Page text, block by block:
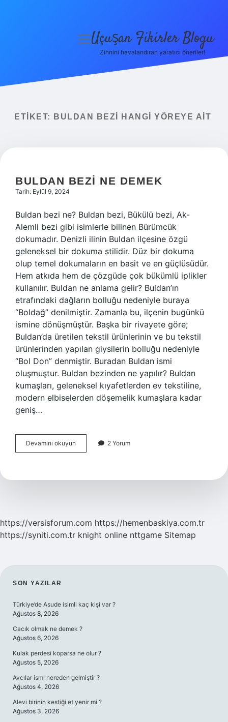
Yasal Uyarı
menüyü
Uçuşan Fikirler Blogu
Zihnini havalandıran yaratıcı öneriler!
ETIKET: BULDAN BEZI HANGI YÖREYE AIT
BULDAN BEZI NE DEMEK
Tarih: Eylül 9, 2024
Buldan bezi ne? Buldan bezi, Bükülü bezi, Ak-
Alemli bezi gibi isimlerle bilinen Bürümcük
dokumadır. Denizli ilinin Buldan ilçesine özgü
geleneksel bir dokuma stilidir. Düz bir dokuma
olup temel dokumaların en basit ve en güçlüsüdür.
Hem atkıda hem de çözgüde çok bükümlü iplikler
kullanılır. Buldan ne anlama gelir? Buldan’ın
etrafındaki dağların bolluğu nedeniyle buraya
“Boldağ” denilmiştir. Zamanla bu, ilçenin bugünkü
ismine dönüşmüştür. Başka bir rivayete göre;
Buldan’da üretilen tekstil ürünlerinin ve bu tekstil
ürünlerinden yapılan giysilerin bolluğu nedeniyle
“Bol Don” denmiştir. Buradan Buldan ismi
oluşmuştur. Buldan bezinden ne yapılır? Buldan
kumaşları, geleneksel kıyafetlerden ev tekstiline,
modern elbiselerden döşemelik kumaşlara kadar
geniş…
Devamını okuyun
Bezi
2 Yorum
https://versisforum.com https://hemenbaskiya.com.tr
https://syniti.com.tr knight online nttgame Sitemap
SIDEBAR
SON YAZILAR
Türkiye’de Asude isimli kaç kişi var ?
Ağustos 8, 2026
Cacık olmak ne demek ?
Ağustos 6, 2026
Kulak perdesi koparsa ne olur ?
Ağustos 5, 2026
Avcılar ismi nereden gelmiştir ?
Ağustos 4, 2026
Alevi birinin kestiği et yenir mi ?
Ağustos 3, 2026